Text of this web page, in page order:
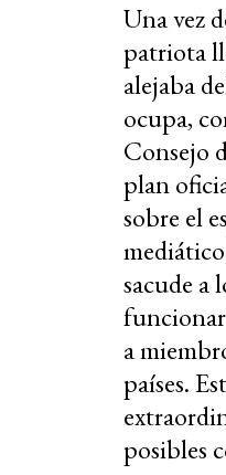
Una vez
patriota
alejaba
ocupa,
Consejo
plan
sobre el
sacude a
a
países.
posibles